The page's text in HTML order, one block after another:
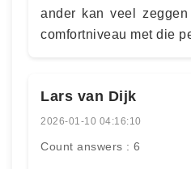
ander kan veel
comfortniveau met die
Lars van Dijk
2026-01-10 04:16:10
Count answers : 6